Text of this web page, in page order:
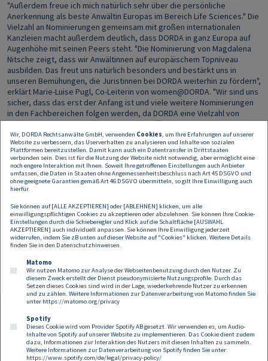
"Außerdem freue ich mich natürlich sehr über die persönliche
Anerkennung als beste Anwältin Europas im Bereich Life Sciences." Die
Vielzahl an Nominierungen gemeinsam mit großen internationalen
Kanzleien macht außerdem deutlich, dass DORDA in ganz Europa auf
Augenhöhe mit seinen Peers steht. "Die Nominierung von Magdalena
Nitsche zeigt, dass wir Anwältinnen auf europäischem Topniveau
ausbilden. Das freut uns natürlich besonders und bestärkt uns in
unseren Bemühungen, die Juristinnen bei DORDA weiterhin zu fördern",
erklärt Marie-Luise Pugl, Co-Leiterin von women@DORDA. "Wir sind uns
sicher, dass das erst der Anfang ist und viele weitere Nominierungen
in den Fachbereichen folgen werden, da DORDA eine Vielzahl von
engagierten und talentierten Frauen hat." Über umsetzbare Ansätze
der Gleichbehandlung und konkrete Maßnahmen dazu sprechen die
beiden women@DORDA-Verantwortlichen Francine Brogyányi und
Marie-Luise Pugl in der aktuellen Folge des Rechtspodcasts Clarity Talk
on Air. Über die Women in Business Law Awards Europe Die Women in
Business Law Awards Europe von Legal Media Group ehren
europäische Anwaltskanzleien, die eine starke innovative Praxis und
zeichnen die Women in Business Law Awards Europe Juristinnen aus,
die in ihrem Fachbereich zur europäischen Spitze gehören. Aufgrund
von Covid-19 musste auf die europäische Preisverleihung verzichtet
werden, alle Gewinner können hier abgerufen werden.
Footer
Kontakt Datenschutz
Impressum
Compliance
Cookies
Wir, DORDA Rechtsanwälte GmbH, verwenden Cookies, um Ihre Erfahrungen auf unserer
Website zu verbessern, das Userverhalten zu analysieren und Inhalte von sozialen
Plattformen bereitzustellen. Damit kann auch ein Datentransfer in Drittstaaten
verbunden sein. Dies ist für die Nutzung der Website nicht notwendig, aber ermöglicht eine
noch engere Interaktion mit Ihnen. Soweit Ihre getroffenen Einstellungen auch Anbieter
umfassen, die Daten in Staaten ohne Angemessenheitsbeschluss nach Art 45 DSGVO und
ohne geeignete Garantien gemäß Art 46 DSGVO übermitteln, so gilt Ihre Einwilligung auch
hierfür.
Sie können auf [ALLE AKZEPTIEREN] oder [ABLEHNEN] klicken, um alle
einwilligungspflichtigen Cookies zu akzeptieren oder abzulehnen. Sie können Ihre Cookie-
Einstellungen durch die Schieberegler und Klick auf die Schaltfläche [AUSWAHL
AKZEPTIEREN] auch individuell anpassen. Sie können Ihre Einwilligung jederzeit
widerrufen, indem Sie zB unten auf dieser Website auf "Cookies" klicken. Weitere Details
finden Sie in den Datenschutzhinweisen.
Matomo
Wir nutzen Matomo zur Analyse der Webseitenbenutzung durch den Nutzer. Zu
diesem Zweck erstellt der Dienst pseudonymisierte Nutzungsprofile. Durch das
Setzen dieses Cookies sind wird in der Lage, wiederkehrende Nutzer zu erkennen
und zu zählen. Weitere Informationen zur Datenverarbeitung von Matomo finden Sie
unter https://matomo.org/privacy
Spotify
Dieses Cookie wird vom Provider Spotify AB gesetzt. Wir verwenden es, um Audio-
Inhalte von Spotify auf unserer Website zu implementieren. Das Cookie dient zudem
dazu, Informationen zur Interaktion des Nutzers mit diesen Inhalten zu sammeln.
Weitere Informationen zur Datenverarbeitung von Spotify finden Sie unter:
https://www.spotify.com/de/legal/privacy-policy/